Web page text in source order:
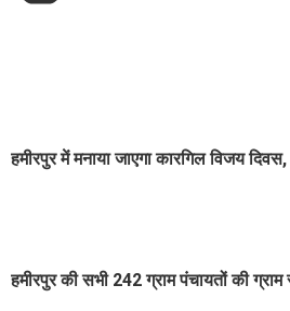
हमीरपुर में मनाया जाएगा कारगिल विजय
हमीरपुर की सभी 242 ग्राम पंचायतों की